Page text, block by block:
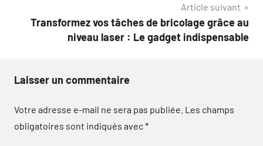
Article suivant
Transformez vos tâches de bricolage grâce au
niveau laser : Le gadget indispensable
Laisser un commentaire
Votre adresse e-mail ne sera pas publiée. Les champs
obligatoires sont indiqués avec*